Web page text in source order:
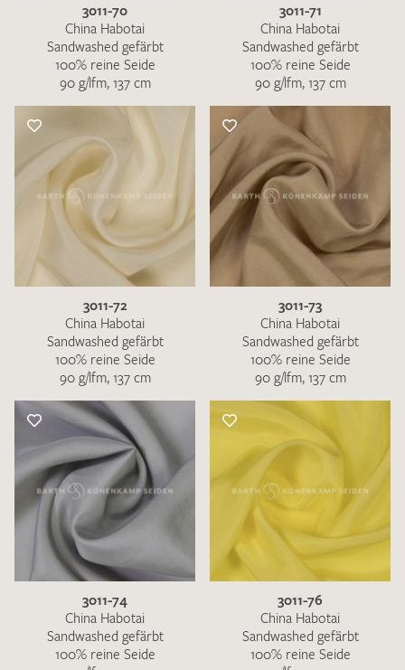
3011-70
China Habotai
Sandwashed gefärbt
100% reine Seide
90 g/lfm, 137 cm
3011-71
China Habotai
Sandwashed gefärbt
100% reine Seide
90 g/lfm, 137 cm
3011-72
China Habotai
Sandwashed gefärbt
100% reine Seide
90 g/lfm, 137 cm
3011-73
China Habotai
Sandwashed gefärbt
100% reine Seide
90 g/lfm, 137 cm
3011-74
China Habotai
Sandwashed gefärbt
100% reine Seide
3011-76
China Habotai
Sandwashed gefärbt
100% reine Seide